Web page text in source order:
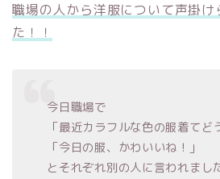
職場の人から洋服について声掛け
た！！
今日職場で
「最近カラフルな色の服着てど
「今日の服、かわいいね！」
とそれぞれ別の人に言われまし